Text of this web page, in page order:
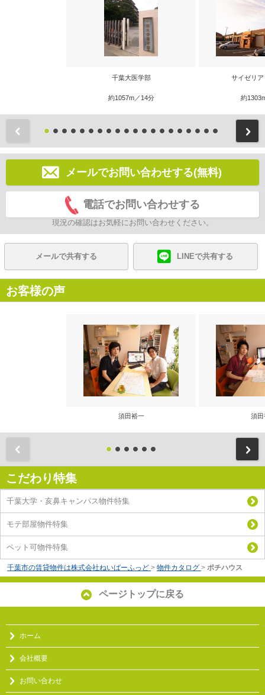
千葉大医学部
約1057m／14分
サイゼリ
約
メールでお問い合わせする(無料)
電話でお問い合わせする
現況の確認はお気軽にお問い合わせください。
メールで共有する LINEで共有する
お客様の声
須田裕一 須田
こだわり特集
千葉大学・亥鼻キャンパス物件特集
モテ部屋物件特集
ペット可物件特集
千葉市の賃貸物件は株式会社ねいばーふっど > 物件カタログ > ポチハウス
ページトップに戻る
ホーム
会社概要
お問い合わせ